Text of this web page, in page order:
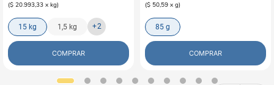
($ 20.993,33 x kg)
15 kg 1,5 kg +2
COMPRAR
($ 50,59 x g)
85 g
COMPRAR